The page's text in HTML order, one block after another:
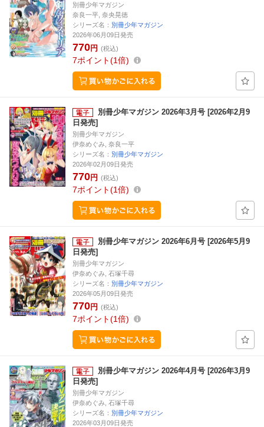
別冊少年マガジン
奈良一平, 奈央晃徳
シリーズ名： 別冊少年マガジン
2026年06月09日発売
770円 (税込)
7ポイント 1倍
別冊少年マガジン 2026年3月号 [2026年2月9
日発売]
別冊少年マガジン
伊奈めぐみ, 奈良一平
シリーズ名： 別冊少年マガジン
2026年02月09日発売
770円 (税込)
7ポイント 1倍
別冊少年マガジン 2026年6月号 [2026年5月9
日発売]
別冊少年マガジン
伊奈めぐみ, 石塚千尋
シリーズ名： 別冊少年マガジン
2026年05月09日発売
770円 (税込)
7ポイント 1倍
別冊少年マガジン 2026年4月号 [2026年3月9
日発売]
別冊少年マガジン
伊奈めぐみ, 石塚千尋
シリーズ名： 別冊少年マガジン
2026年03月09日発売